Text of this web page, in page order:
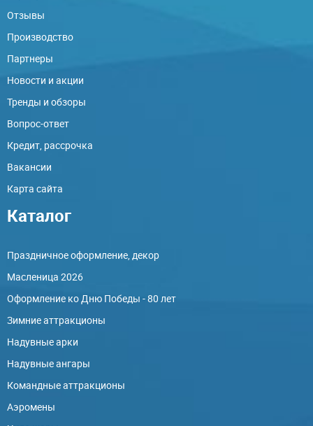
Отзывы
Производство
Партнеры
Новости и акции
Тренды и обзоры
Вопрос-ответ
Кредит, рассрочка
Вакансии
Карта сайта
Каталог
Праздничное оформление, декор
Масленица 2026
Оформление ко Дню Победы - 80 лет
Зимние аттракционы
Надувные арки
Надувные ангары
Командные аттракционы
Аэромены